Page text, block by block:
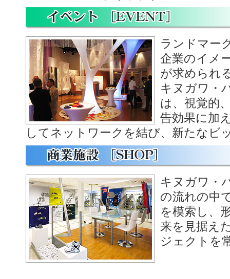
ランドマー
企業のイメ
が求められ
キヌガワ・
は、視覚的
告効果に加
してネットワークを結び、新たなビ
キヌガワ・
の流れの中
を模索し、
来を見据え
ジェクトを